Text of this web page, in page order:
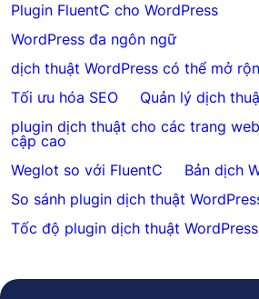
Plugin FluentC cho WordPress
WordPress đa ngôn ngữ
dịch thuật WordPress có thể mở
Tối ưu hóa SEO
Quản lý dịch
plugin dịch thuật cho các trang
cập cao
Weglot so với FluentC
Bản dịch
So sánh plugin dịch thuật
Tốc độ plugin dịch thuật WordPress